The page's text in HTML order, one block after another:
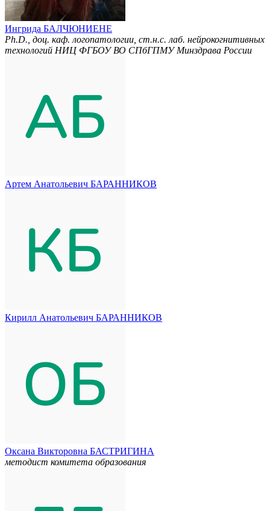
Ингрида БАЛЧЮНИЕНЕ
Ph.D., доц. каф. логопатологии, ст.н.с. лаб. нейрокогнитивных
технологий НИЦ ФГБОУ ВО СПбГПМУ Минздрава России
Артем Анатольевич БАРАННИКОВ
Кирилл Анатольевич БАРАННИКОВ
Оксана Викторовна БАСТРИГИНА
методист комитета образования